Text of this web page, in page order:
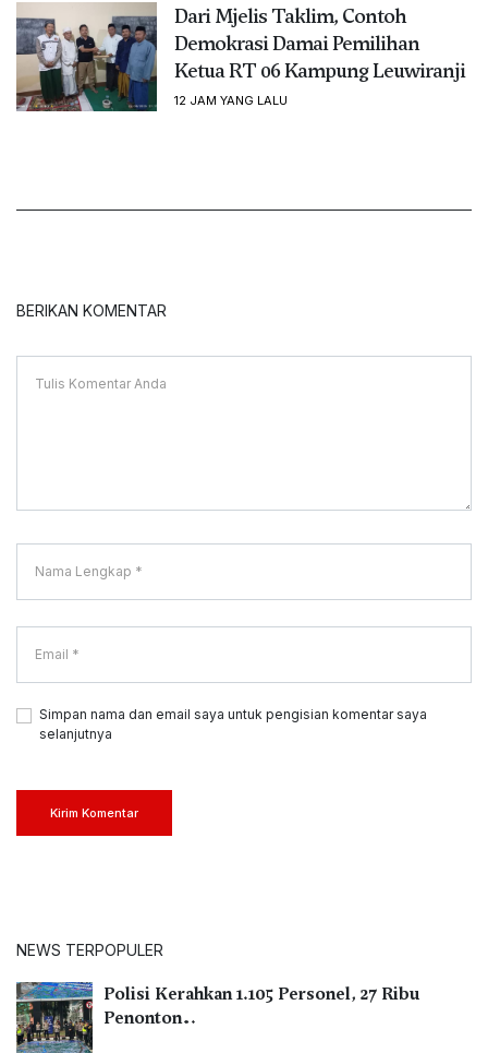
Dari Mjelis Taklim, Contoh
Demokrasi Damai Pemilihan
Ketua RT 06 Kampung Leuwiranji
12 JAM YANG LALU
BERIKAN KOMENTAR
Simpan nama dan email saya untuk pengisian komentar saya
selanjutnya
Kirim Komentar
NEWS TERPOPULER
Polisi Kerahkan 1.105 Personel, 27 Ribu
Penonton…